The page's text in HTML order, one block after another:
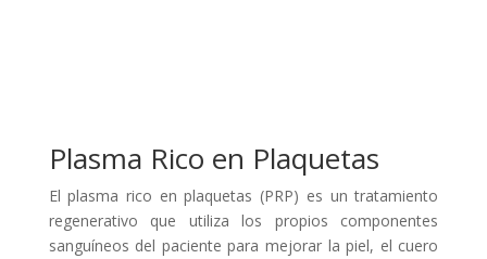
Plasma Rico en Plaquetas
El plasma rico en plaquetas (PRP) es un tratamiento
regenerativo que utiliza los propios componentes
sanguíneos del paciente para mejorar la piel, el cuero